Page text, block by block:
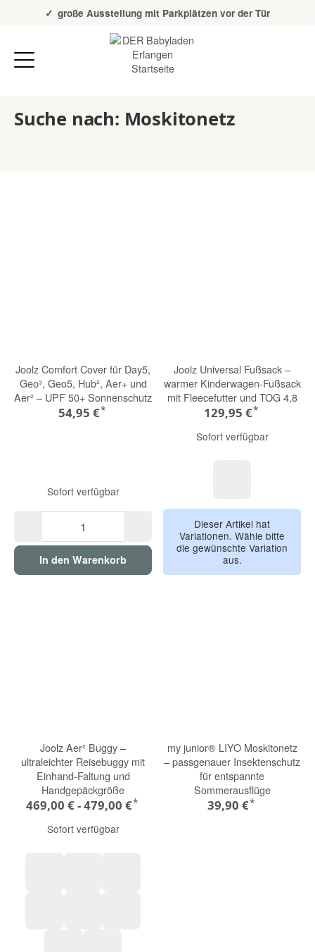
Über 20 Jahre Erfahrung
große Ausstellung mit Parkplätzen vor der Tür
Suche nach: Moskitonetz
Joolz Comfort Cover für Day5,
Geo³, Geo5, Hub², Aer+ und
Aer² – UPF 50+ Sonnenschutz
54,95 €*
Sofort verfügbar
In den Warenkorb
Joolz Universal Fußsack –
warmer Kinderwagen-Fußsack
mit Fleecefutter und TOG 4,8
129,95 €*
Sofort verfügbar
Dieser Artikel hat
Variationen. Wähle bitte
die gewünschte Variation
aus.
Joolz Aer² Buggy –
ultraleichter Reisebuggy mit
Einhand-Faltung und
Handgepäckgröße
469,00 € -479,00 €*
Sofort verfügbar
my junior® LIYO Moskitonetz
– passgenauer Insektenschutz
für entspannte
Sommerausflüge
39,90 €*